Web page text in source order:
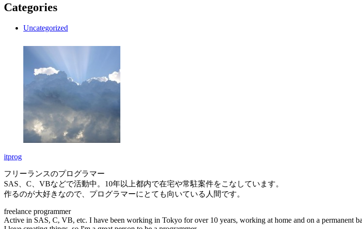
Categories
Uncategorized
itprog
フリーランスのプログラマー
SAS、C、VBなどで活動中。10年以上都内で在宅や常駐案件をこなしています。
作るのが大好きなので、プログラマーにとても向いている人間です。
freelance programmer
Active in SAS, C, VB, etc. I have been working in Tokyo for over 10 years, working at home and on a permanent